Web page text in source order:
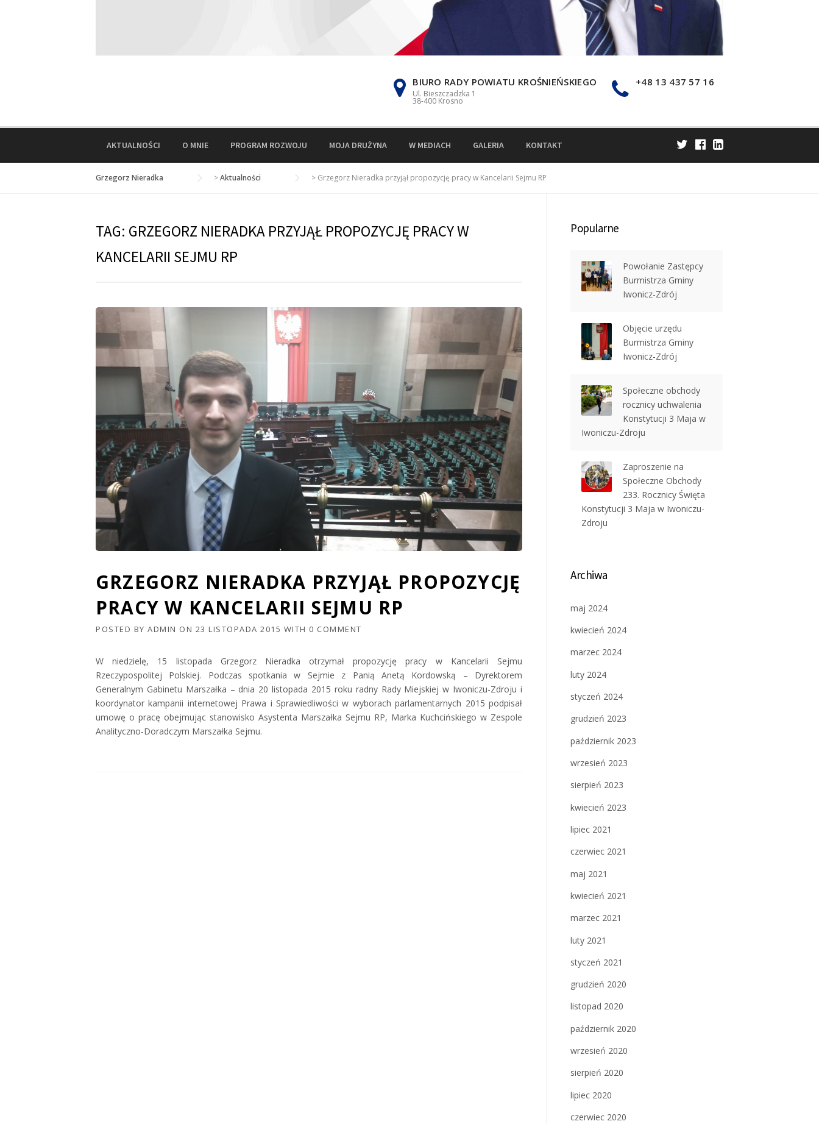
BIURO RADY POWIATU KROŚNIEŃSKIEGO
Ul. Bieszczadzka 1
38-400 Krosno
+48 13 437 57 16
AKTUALNOŚCI O MNIE PROGRAM ROZWOJU MOJA DRUŻYNA W MEDIACH GALERIA KONTAKT
Grzegorz Nieradka >Aktualności > Grzegorz Nieradka przyjął propozycję pracy w Kancelarii Sejmu RP
TAG: GRZEGORZ NIERADKA PRZYJĄŁ PROPOZYCJĘ PRACY W
KANCELARII SEJMU RP
GRZEGORZ NIERADKA PRZYJĄŁ PROPOZYCJĘ
PRACY W KANCELARII SEJMU RP
POSTED BY ADMIN ON 23 LISTOPADA 2015 WITH 0 COMMENT
W niedzielę, 15 listopada Grzegorz Nieradka otrzymał propozycję pracy w Kancelarii Sejmu
Rzeczypospolitej Polskiej. Podczas spotkania w Sejmie z Panią Anetą Kordowską – Dyrektorem
Generalnym Gabinetu Marszałka – dnia 20 listopada 2015 roku radny Rady Miejskiej w Iwoniczu-Zdroju i
koordynator kampanii internetowej Prawa i Sprawiedliwości w wyborach parlamentarnych 2015 podpisał
umowę o pracę obejmując stanowisko Asystenta Marszałka Sejmu RP, Marka Kuchcińskiego w Zespole
Analityczno-Doradczym Marszałka Sejmu.
Popularne
Powołanie Zastępcy
Burmistrza Gminy
Iwonicz-Zdrój
Objęcie urzędu
Burmistrza Gminy
Iwonicz-Zdrój
Społeczne obchody
rocznicy uchwalenia
Konstytucji 3 Maja w
Iwoniczu-Zdroju
Zaproszenie na
Społeczne Obchody
233. Rocznicy Święta
Konstytucji 3 Maja w Iwoniczu-
Zdroju
Archiwa
maj 2024
kwiecień 2024
marzec 2024
luty 2024
styczeń 2024
grudzień 2023
październik 2023
wrzesień 2023
sierpień 2023
kwiecień 2023
lipiec 2021
czerwiec 2021
maj 2021
kwiecień 2021
marzec 2021
luty 2021
styczeń 2021
grudzień 2020
listopad 2020
październik 2020
wrzesień 2020
sierpień 2020
lipiec 2020
czerwiec 2020